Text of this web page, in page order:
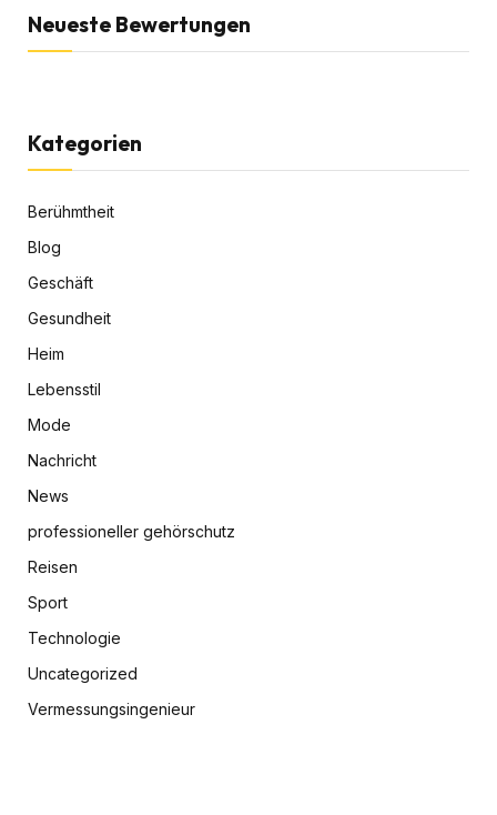
Neueste Bewertungen
Kategorien
Berühmtheit
Blog
Geschäft
Gesundheit
Heim
Lebensstil
Mode
Nachricht
News
professioneller gehörschutz
Reisen
Sport
Technologie
Uncategorized
Vermessungsingenieur